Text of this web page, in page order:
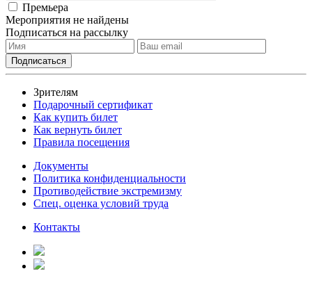
Премьера
Мероприятия не найдены
Подписаться на рассылку
Зрителям
Подарочный сертификат
Как купить билет
Как вернуть билет
Правила посещения
Документы
Политика конфиденциальности
Противодействие экстремизму
Спец. оценка условий труда
Контакты